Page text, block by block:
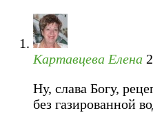
Картавцева Елена
Ну, слава Богу,
без газированной